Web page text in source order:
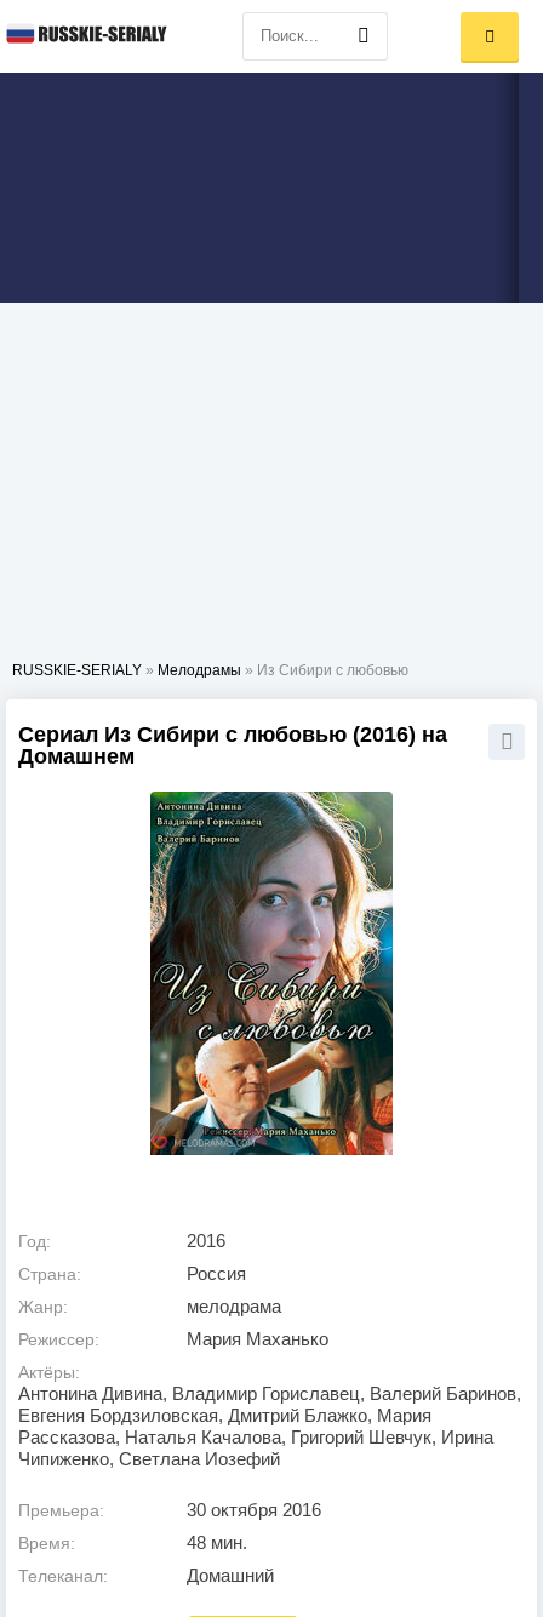
RUSSKIE-SERIALY » Мелодрамы » Из Сибири с любовью
Сериал Из Сибири с любовью (2016) на
Домашнем
Год: 2016
Страна: Россия
Жанр: мелодрама
Режиссер: Мария Маханько
Актёры:
Антонина Дивина, Владимир Гориславец, Валерий Баринов,
Евгения Бордзиловская, Дмитрий Блажко, Мария
Рассказова, Наталья Качалова, Григорий Шевчук, Ирина
Чипиженко, Светлана Иозефий
Премьера: 30 октября 2016
Время: 48 мин.
Телеканал: Домашний